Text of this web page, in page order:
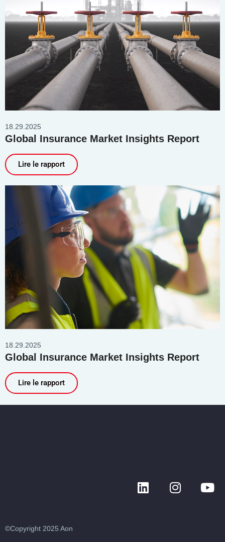
18.29.2025
Global Insurance Market Insights Report
Lire le rapport
18.29.2025
Global Insurance Market Insights Report
Lire le rapport
©Copyright 2025 Aon